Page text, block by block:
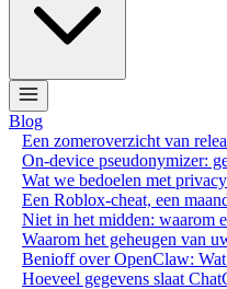
Blog
Een zomeroverzicht van
On-device pseudonymizer:
Wat we bedoelen met
Een Roblox-cheat, een
Niet in het midden: waarom
Waarom het geheugen van
Benioff over OpenClaw:
Hoeveel gegevens slaat